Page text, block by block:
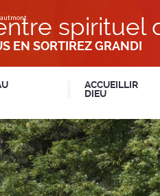
spirituel
EN SORTIREZ GRANDI
ACCUEILLIR
DIEU